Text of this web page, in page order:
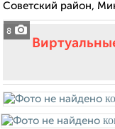
8
Советский район,